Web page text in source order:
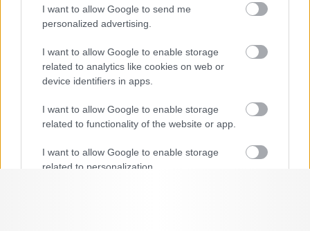
I want to allow Google to send me
personalized advertising.
I want to allow Google to enable storage
related to analytics like cookies on web or
device identifiers in apps.
I want to allow Google to enable storage
related to functionality of the website or app.
I want to allow Google to enable storage
related to personalization.
10
8
2
10